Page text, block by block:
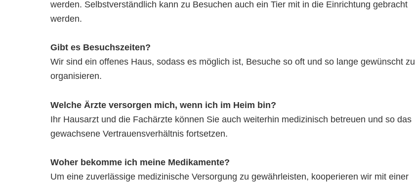
werden. Selbstverständlich kann zu Besuchen auch ein Tier mit in die Einrichtung gebracht
werden.
Gibt es Besuchszeiten?
Wir sind ein offenes Haus, sodass es möglich ist, Besuche so oft und so lange gewünscht zu
organisieren.
Welche Ärzte versorgen mich, wenn ich im Heim bin?
Ihr Hausarzt und die Fachärzte können Sie auch weiterhin medizinisch betreuen und so das
gewachsene Vertrauensverhältnis fortsetzen.
Woher bekomme ich meine Medikamente?
Um eine zuverlässige medizinische Versorgung zu gewährleisten, kooperieren wir mit einer